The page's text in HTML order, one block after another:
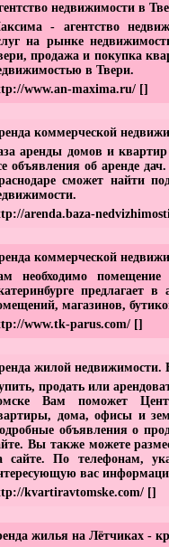
недвижимости в
- агентство
на рынке
продажа и покупка
в Твери.
www.an-maxima.ru/ []
коммерческой
аренды домов и
объявления об аренде
сможет найти
arenda.baza-
коммерческой
необходимо
предлагает
магазинов,
www.tk-parus.com/ []
жилой недвижимости.
продать или
Вам поможет
дома, офисы и
объявления о
Вы также можете
сайте. По телефонам,
вас
kvartiravtomske.com/ []
жилья на Лётчиках -